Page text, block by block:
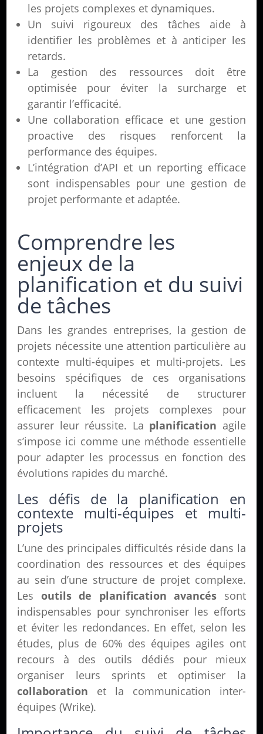
les projets complexes et dynamiques.
Un suivi rigoureux des tâches aide à
identifier les problèmes et à anticiper les
retards.
La gestion des ressources doit être
optimisée pour éviter la surcharge et
garantir l’efficacité.
Une collaboration efficace et une gestion
proactive des risques renforcent la
performance des équipes.
L’intégration d’API et un reporting efficace
sont indispensables pour une gestion de
projet performante et adaptée.
Comprendre les
enjeux de la
planification et du suivi
de tâches
Dans les grandes entreprises, la gestion de
projets nécessite une attention particulière au
contexte multi-équipes et multi-projets. Les
besoins spécifiques de ces organisations
incluent la nécessité de structurer
efficacement les projets complexes pour
assurer leur réussite. La planification agile
s’impose ici comme une méthode essentielle
pour adapter les processus en fonction des
évolutions rapides du marché.
Les défis de la planification en
contexte multi-équipes et multi-
projets
L’une des principales difficultés réside dans la
coordination des ressources et des équipes
au sein d’une structure de projet complexe.
Les outils de planification avancés sont
indispensables pour synchroniser les efforts
et éviter les redondances. En effet, selon les
études, plus de 60% des équipes agiles ont
recours à des outils dédiés pour mieux
organiser leurs sprints et optimiser la
collaboration et la communication inter-
équipes (Wrike).